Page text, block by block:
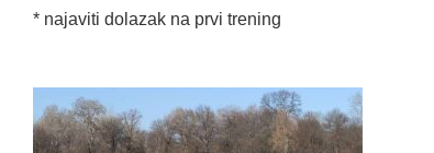
* najaviti dolazak na prvi trening